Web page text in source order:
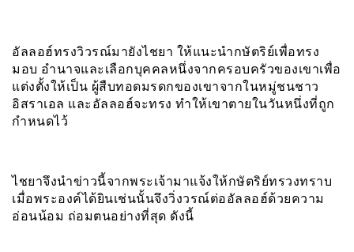
อัลลอฮ์ทรงวิวรณ์มายังไชยา ให้แนะนำกษัตริย์เพื่อทรง
มอบ อำนาจและเลือกบุคคลหนึ่งจากครอบครัวของเขาเพื่อ
แต่งตั้งให้เป็น ผู้สืบทอดมรดกของเขาจากในหมู่ชนชาว
อิสราเอล และอัลลอฮ์จะทรง ทำให้เขาตายในวันหนึ่งที่ถูก
กำหนดไว้
ไชยาจึงนำข่าวนี้จากพระเจ้ามาแจ้งให้กษัตริย์ทรวงทราบ
เมื่อพระองค์ได้ยินเช่นนั้นจึงวิ่งวรณ์ต่ออัลลอฮ์ด้วยความ
อ่อนน้อม ถ่อมตนอย่างที่สุด ดังนี้